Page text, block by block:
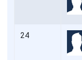
24